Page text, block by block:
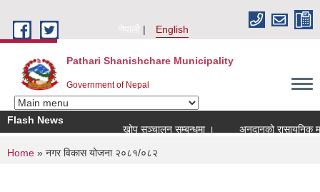
नेपाली
English
Pathari Shanishchare Municipality
Government of Nepal
Flash News
खोप सञ्चालन सम्बन्धमा ।
अनुदानको रासायनिक मल
You are here
Home » नगर विकास योजना २०८१/०८२